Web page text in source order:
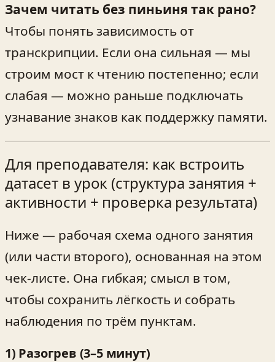
Зачем читать без пиньиня так рано?
Чтобы понять зависимость от
транскрипции. Если она сильная — мы
строим мост к чтению постепенно; если
слабая — можно раньше подключать
узнавание знаков как поддержку памяти.
Для преподавателя: как встроить
датасет в урок (структура занятия +
активности + проверка результата)
Ниже — рабочая схема одного занятия
(или части второго), основанная на этом
чек‑листе. Она гибкая; смысл в том,
чтобы сохранить лёгкость и собрать
наблюдения по трём пунктам.
1) Разогрев (3–5 минут)